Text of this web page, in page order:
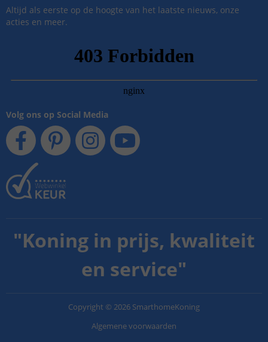
Altijd als eerste op de hoogte van het laatste nieuws, onze
acties en meer.
Volg ons op Social Media
"Koning in prijs, kwaliteit
en service"
Copyright © 2026 SmarthomeKoning
Algemene voorwaarden